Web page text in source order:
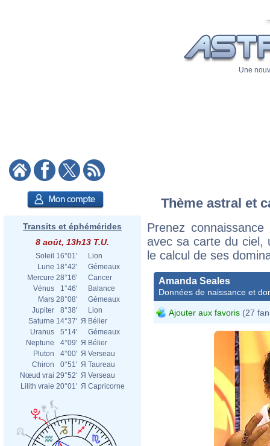
Une
Transits et éphémérides
8 août, 13h13 T.U.
Soleil 16°01'
Lion
Lune 18°42'
Gémeaux
Mercure 28°16'
Cancer
Vénus
1°46'
Balance
Mars 28°08'
Gémeaux
Jupiter
8°38'
Lion
Saturne 14°37' Я Bélier
Uranus
5°14'
Gémeaux
Neptune
4°09' Я Bélier
Pluton
4°00' Я Verseau
Chiron
0°51' Я Taureau
Nœud vrai 29°52' Я Verseau
Lilith vraie 20°01' Я Capricorne
Thème astral et
Prenez
avec sa carte du ciel,
le calcul de ses
Amanda Seales
Données de naissance et
Ajouter aux favoris (27